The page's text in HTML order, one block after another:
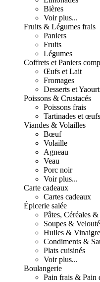
Bières
Voir plus...
Fruits & Légumes frais
Paniers
Fruits
Légumes
Coffrets et Paniers
Œufs et Lait
Fromages
Desserts et
Poissons & Crustacés
Poissons frais
Tartinades et
Viandes & Volailles
Bœuf
Volaille
Agneau
Veau
Porc noir
Voir plus...
Carte cadeaux
Cartes cadeaux
Épicerie salée
Pâtes, Céréales
Soupes &
Huiles &
Condiments &
Plats cuisinés
Voir plus...
Boulangerie
Pain frais & Pain